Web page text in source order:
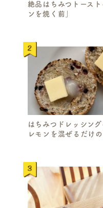
絶品はちみつトース
ンを焼く前」
はちみつドレッシン
レモンを混ぜるだけ